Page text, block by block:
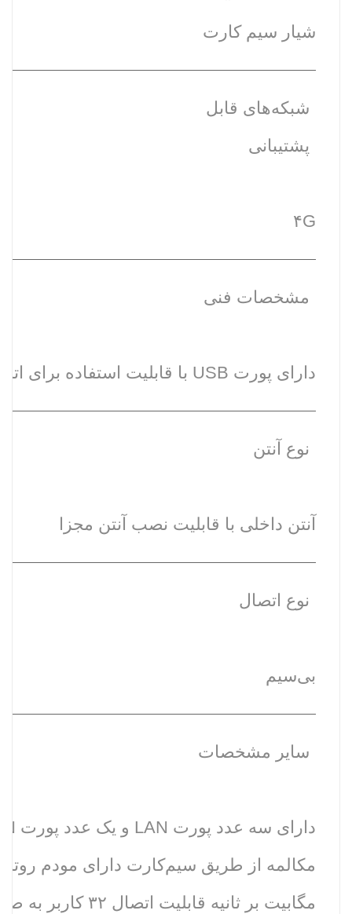
شیار سیم کارت
شبکه‌های قابل
پشتیبانی
۴G
مشخصات فنی
دارای پورت USB با قابلیت استفاده برای اتصال فلش مموری و هارددیسک، اتصال NAS و اتصال پرینتر
نوع آنتن
آنتن داخلی با قابلیت نصب آنتن مجزا
نوع اتصال
بی‌سیم
سایر مشخصات
مگابیت بر ثانیه قابلیت اتصال ۳۲ کاربر به صورت هم‌زمان امکان نصب دو عدد آنتن با کانکتور SMA